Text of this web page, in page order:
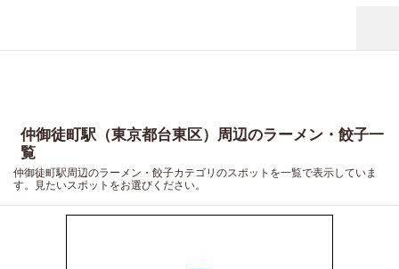
仲御徒町駅（東京都台東区）周辺のラーメン・餃子一
覧
仲御徒町駅周辺のラーメン・餃子カテゴリのスポットを一覧で表示していま
す。見たいスポットをお選びください。